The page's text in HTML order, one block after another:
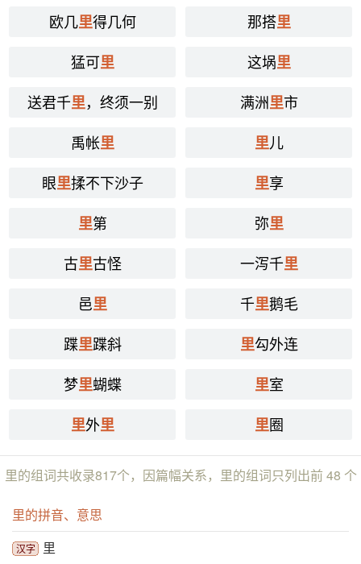
欧几里得几何 那搭里
猛可里 这埚里
送君千里，终须一别 满洲里市
禹帐里 里儿
眼里揉不下沙子 里享
里第 弥里
古里古怪 一泻千里
邑里 千里鹅毛
蹀里蹀斜 里勾外连
梦里蝴蝶 里室
里外里 里圈
里的组词共收录817个，因篇幅关系，里的组词只列出前 48 个
里的拼音、意思
汉字 里